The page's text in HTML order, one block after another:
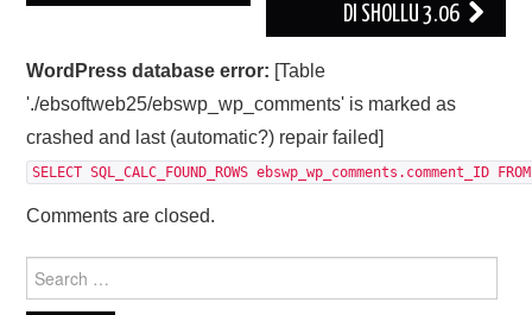
navigation
DI SHOLLU 3.06
WordPress database error: [Table
'./ebsoftweb25/ebswp_wp_comments' is marked as
crashed and last (automatic?) repair failed]
SELECT SQL_CALC_FOUND_ROWS
Comments are closed.
for: